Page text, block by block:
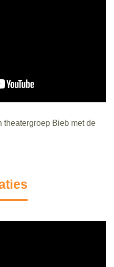
theatergroep Bieb met de